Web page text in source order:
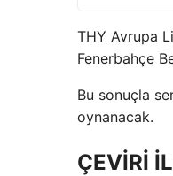
THY Avrupa
Fenerbahçe
Bu sonuçla
oynanacak.
ÇEVİRİ